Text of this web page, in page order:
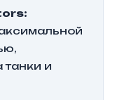
танки и